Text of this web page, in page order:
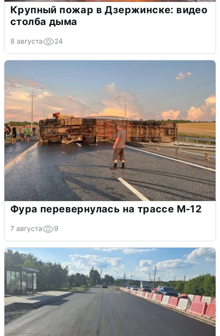
Крупный пожар в Дзержинске: видео
столба дыма
8 августа 24
Фура перевернулась на трассе М-12
7 августа 9